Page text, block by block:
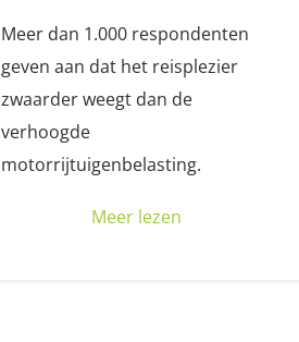
Meer dan 1.000 respondenten
geven aan dat het reisplezier
zwaarder weegt dan de
verhoogde
motorrijtuigenbelasting.
Meer lezen